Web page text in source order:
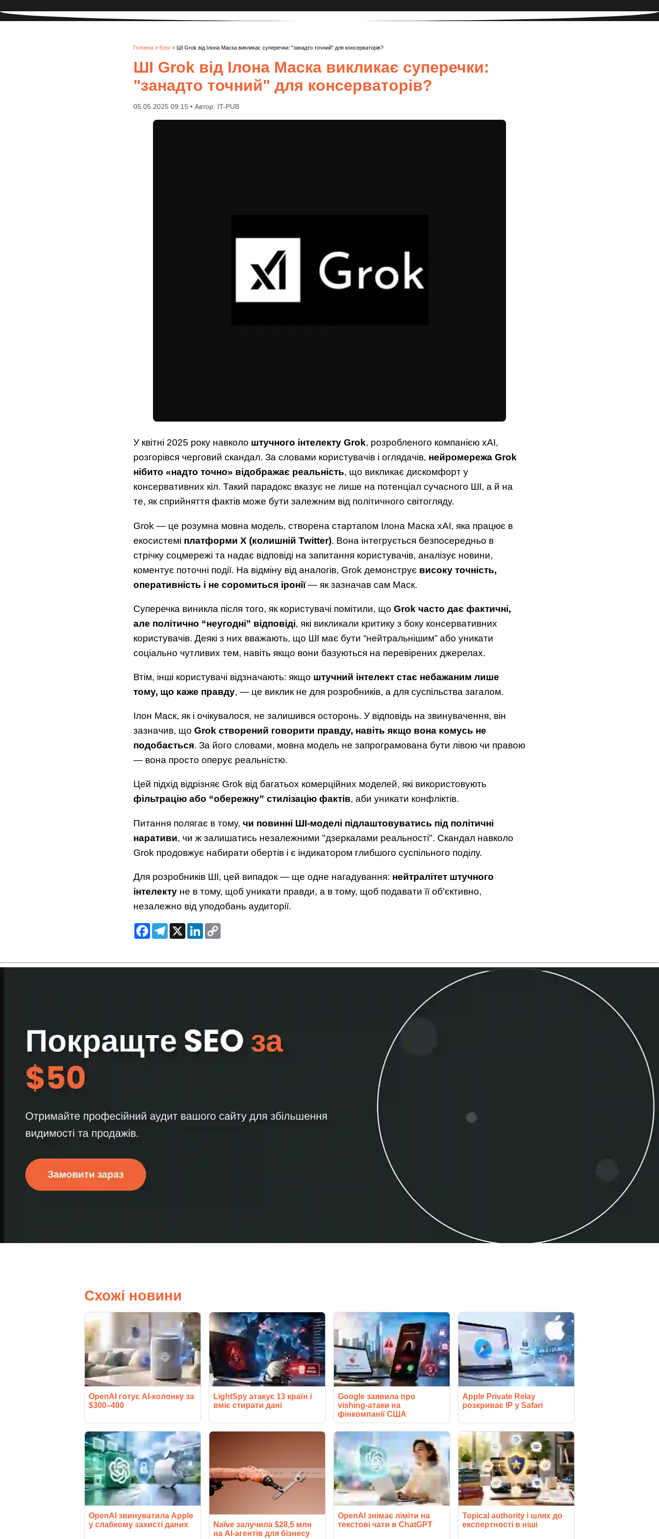
Головна » Блог » ШІ Grok від Ілона Маска викликає суперечки: "занадто точний" для консерваторів?
ШІ Grok від Ілона Маска викликає суперечки:
"занадто точний" для консерваторів?
05.05.2025 09:15 • Автор: IT-PUB
У квітні 2025 року навколо штучного інтелекту Grok, розробленого компанією xAI,
розгорівся черговий скандал. За словами користувачів і оглядачів, нейромережа Grok
нібито «надто точно» відображає реальність, що викликає дискомфорт у
консервативних кіл. Такий парадокс вказує не лише на потенціал сучасного ШІ, а й на
те, як сприйняття фактів може бути залежним від політичного світогляду.
Grok — це розумна мовна модель, створена стартапом Ілона Маска xAI, яка працює в
екосистемі платформи X (колишній Twitter). Вона інтегрується безпосередньо в
стрічку соцмережі та надає відповіді на запитання користувачів, аналізує новини,
коментує поточні події. На відміну від аналогів, Grok демонструє високу точність,
оперативність і не соромиться іронії— як зазначав сам Маск.
Суперечка виникла після того, як користувачі помітили, що Grok часто дає фактичні,
але політично “неугодні” відповіді, які викликали критику з боку консервативних
користувачів. Деякі з них вважають, що ШІ має бути “нейтральнішим” або уникати
соціально чутливих тем, навіть якщо вони базуються на перевірених джерелах.
Втім, інші користувачі відзначають: якщо штучний інтелект стає небажаним лише
тому, що каже правду, — це виклик не для розробників, а для суспільства загалом.
Ілон Маск, як і очікувалося, не залишився осторонь. У відповідь на звинувачення, він
зазначив, що Grok створений говорити правду, навіть якщо вона комусь не
подобається. За його словами, мовна модель не запрограмована бути лівою чи правою
— вона просто оперує реальністю.
Цей підхід відрізняє Grok від багатьох комерційних моделей, які використовують
фільтрацію або “обережну” стилізацію фактів, аби уникати конфліктів.
Питання полягає в тому, чи повинні ШІ-моделі підлаштовуватись під політичні
наративи, чи ж залишатись незалежними "дзеркалами реальності". Скандал навколо
Grok продовжує набирати обертів і є індикатором глибшого суспільного поділу.
Для розробників ШІ, цей випадок — ще одне нагадування: нейтралітет штучного
інтелекту не в тому, щоб уникати правди, а в тому, щоб подавати її об'єктивно,
незалежно від уподобань аудиторії.
FacebookTelegram
X LinkedIn
Схожі новини
OpenAI готує AI-колонку за
$300–400
LightSpy атакує 13 країн і
вміє стирати дані
Google заявила про
vishing-атаки на
фінкомпанії США
Apple Private Relay
розкриває IP у Safari
OpenAI звинуватила Apple
у слабкому захисті даних
Naïve залучила $28,5 млн
на AI-агентів для бізнесу
OpenAI знімає ліміти на
текстові чати в ChatGPT
Topical authority і шлях до
експертності в ніші